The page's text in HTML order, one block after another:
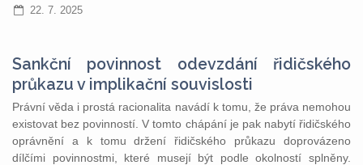
22. 7. 2025
Sankční povinnost odevzdání řidičského
průkazu v implikační souvislosti
Právní věda i prostá racionalita navádí k tomu, že práva nemohou
existovat bez povinností. V tomto chápání je pak nabytí řidičského
oprávnění a k tomu držení řidičského průkazu doprovázeno
dílčími povinnostmi, které musejí být podle okolností splněny.